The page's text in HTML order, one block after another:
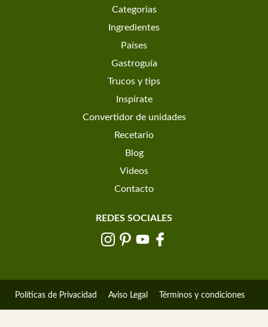
Categorias
Ingredientes
Países
Gastroguía
Trucos y tips
Inspírate
Convertidor de unidades
Recetario
Blog
Videos
Contacto
REDES SOCIALES
Políticas de Privacidad Aviso Legal Términos y condiciones